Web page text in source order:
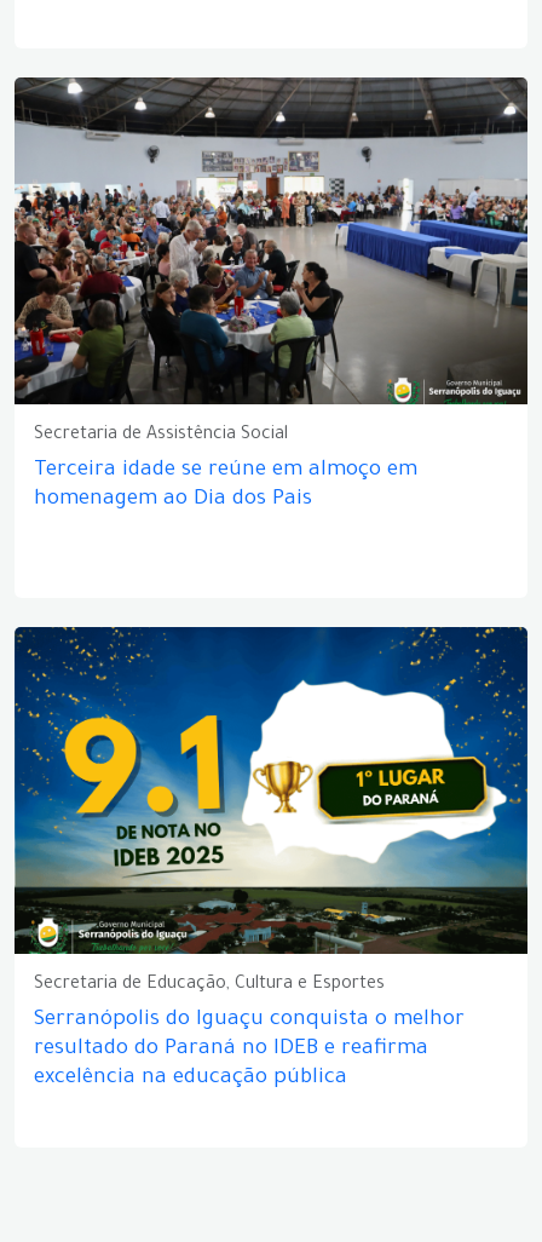
Secretaria de Assistência Social
Terceira idade se reúne em almoço em
homenagem ao Dia dos Pais
Secretaria de Educação, Cultura e Esportes
Serranópolis do Iguaçu conquista o melhor
resultado do Paraná no IDEB e reafirma
excelência na educação pública